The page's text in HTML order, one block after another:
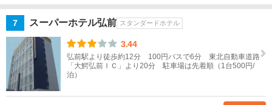
黒
石・
平川
（お
7 スーパーホテル弘前 スタンダードホテル
3.44
弘前駅より徒歩約12分 100円バスで6分 東北自動車道路
「大鰐弘前ＩＣ」より20分 駐車場は先着順（1台500円/
泊）